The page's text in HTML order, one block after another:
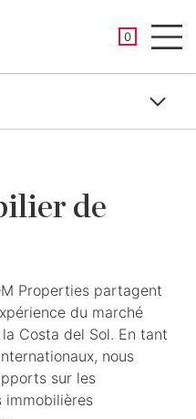
0
de
Properties partagent
du marché
Costa del Sol. En tant
nous
sur les
immobilières